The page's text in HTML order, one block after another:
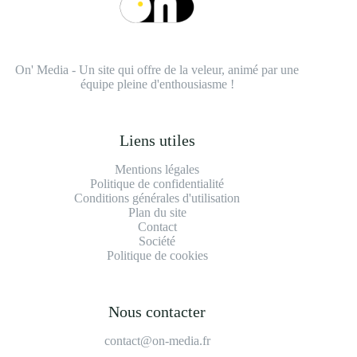
On' Media - Un site qui offre de la veleur, animé par une
équipe pleine d'enthousiasme !
Liens utiles
Mentions légales
Politique de confidentialité
Conditions générales d'utilisation
Plan du site
Contact
Société
Politique de cookies
Nous contacter
contact@on-media.fr